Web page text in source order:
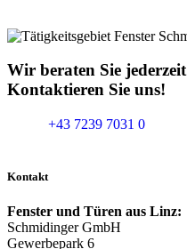
Wir beraten Sie
Kontaktieren Sie uns!
+43 7239 7031 0
Kontakt
Fenster und Türen aus Linz:
Schmidinger GmbH
Gewerbepark 6